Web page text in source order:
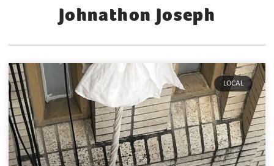
Johnathon Joseph
LOCAL